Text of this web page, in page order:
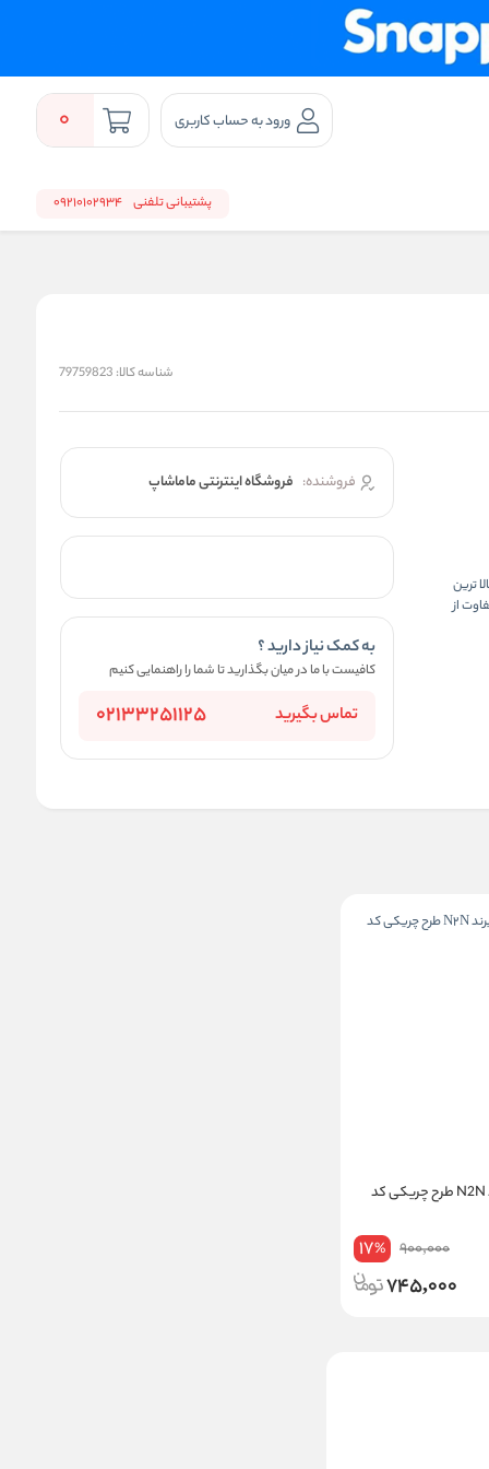
ورود به حساب کاربری 0
پشتیبانی تلفنی 09210102934
شناسه کالا: 79759823
ترین
از
فروشنده: فروشگاه اینترنتی ماماشاپ
به کمک نیاز دارید ؟
کافیست با ما در میان بگذارید تا شما را راهنمایی کنیم
تماس بگیرید 02133251125
رکابی مردانه برند N2N طرح چریکی کد
900,000
17%
745,000